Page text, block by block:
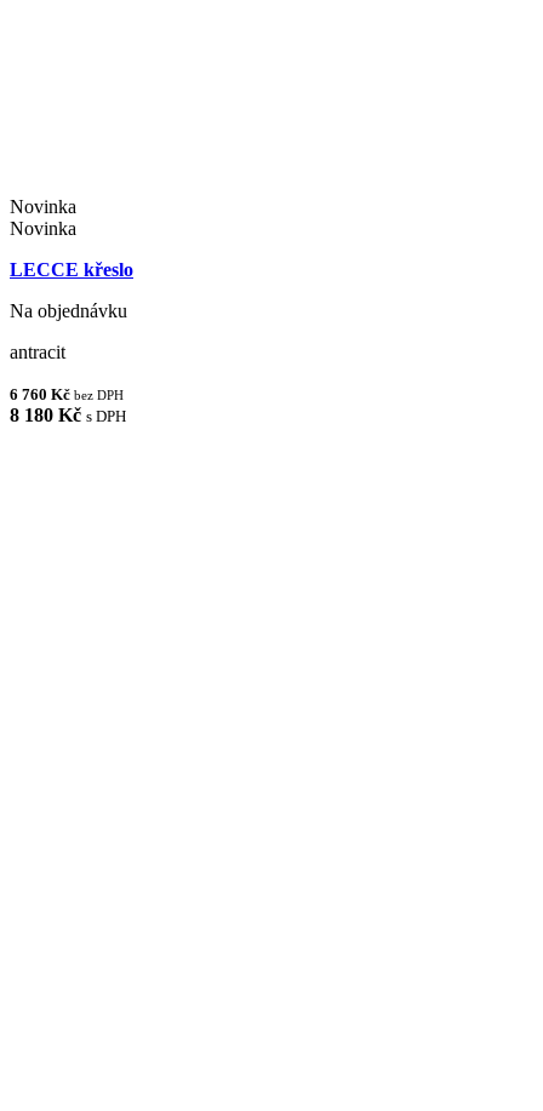
Novinka
Novinka
LECCE křeslo
Na objednávku
antracit
6 760 Kč bez DPH
8 180 Kč s DPH